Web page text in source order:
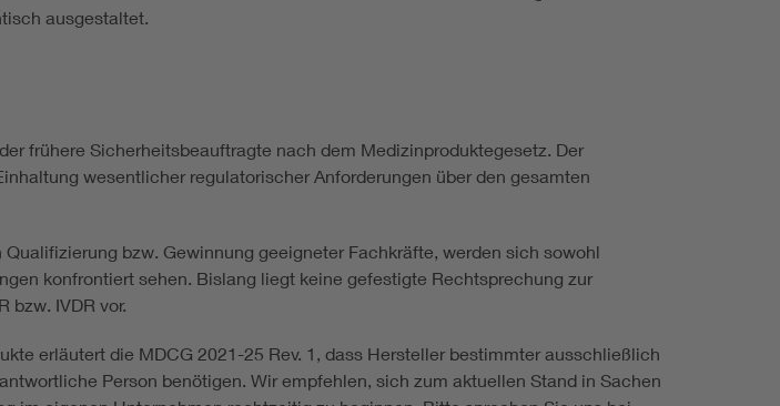
ausgestaltet.
frühere Sicherheitsbeauftragte nach dem Medizinproduktegesetz. Der
wesentlicher regulatorischer Anforderungen über den gesamten
bzw. Gewinnung geeigneter Fachkräfte, werden sich sowohl
konfrontiert sehen. Bislang liegt keine gefestigte Rechtsprechung zur
bzw. IVDR vor.
erläutert die MDCG 2021-25 Rev. 1, dass Hersteller bestimmter ausschließlich
Person benötigen. Wir empfehlen, sich zum aktuellen Stand in Sachen